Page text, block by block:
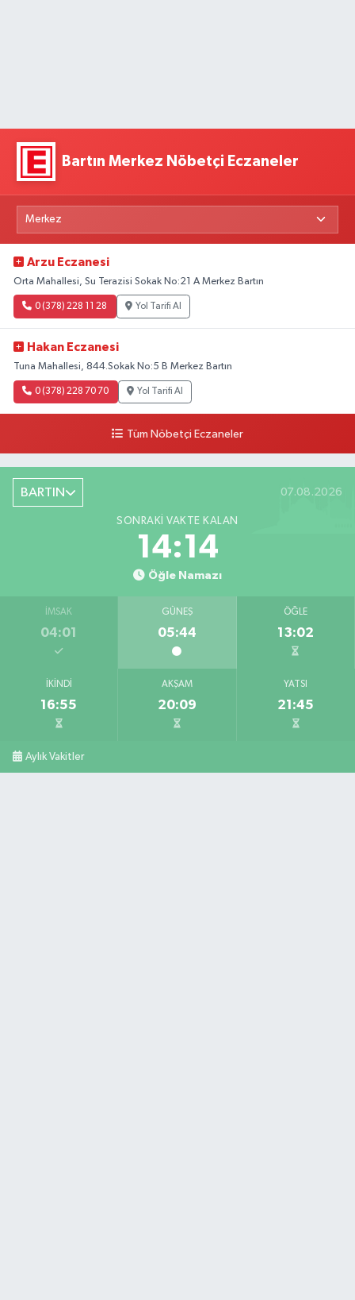
Bartın Merkez Nöbetçi Eczaneler
Arzu Eczanesi
Orta Mahallesi, Su Terazisi Sokak No:21 A Merkez Bartın
0 (378) 228 11 28 Yol Tarifi Al
Hakan Eczanesi
Tuna Mahallesi, 844.Sokak No:5 B Merkez Bartın
0 (378) 228 70 70 Yol Tarifi Al
Tüm Nöbetçi Eczaneler
BARTIN 07.08.2026
SONRAKI VAKTE KALAN
14:13
Öğle Namazı
İMSAK
04:01
GÜNEŞ
05:44
ÖĞLE
13:02
İKINDI
16:55
AKŞAM
20:09
YATSI
21:45
Aylık Vakitler